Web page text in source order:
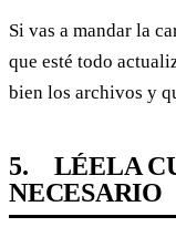
Si vas a mandar la
que esté todo
bien los archivos y
5. LÉELA
NECESARIO